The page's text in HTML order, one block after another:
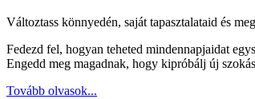
Változtass könnyedén, saját tapasztalataid és
Fedezd fel, hogyan teheted mindennapjaidat
Engedd meg magadnak, hogy kipróbálj új
Tovább olvasok...